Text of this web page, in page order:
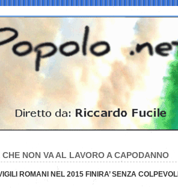
NON VA AL LAVORO A CAPODANNO
ROMANI NEL 2015 FINIRA’ SENZA COLPEVOLI